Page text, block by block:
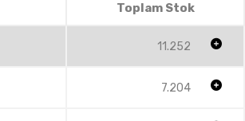
Toplam Stok
11.252
7.204